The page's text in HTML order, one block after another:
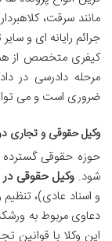
مانند سرقت،
جرائم رایانه ای و
کیفری متخصص از
مرحله دادرسی در
ضروری است و می
وکیل حقوقی و تجاری
حوزه حقوقی
شود. وکیل حقوقی در
و اسناد عادی)،
دعاوی مربوط به
این وکلا با قوانین